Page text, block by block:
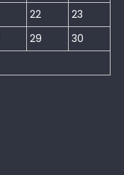
22
23
29
30